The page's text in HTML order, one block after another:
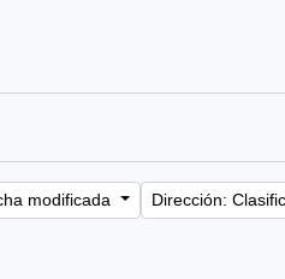
modificada Dirección: